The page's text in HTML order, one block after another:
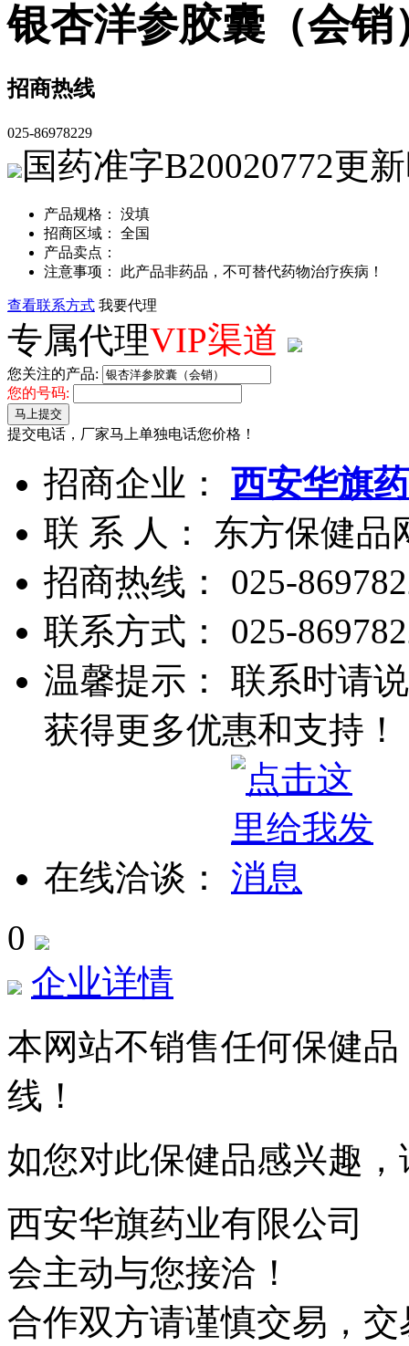
银杏洋参胶囊（会销
招商热线
025-86978229
国药准字B20020772更
产品规格： 没填
招商区域： 全国
产品卖点：
注意事项： 此产品非药品，不可替代药物治疗疾病！
查看联系方式 我要代理
专属代理VIP渠道
您关注的产品:
您的号码:
马上提交
提交电话，厂家马上单独电话您价格！
招商企业： 西安华旗
联 系 人： 东方保健品
招商热线： 025-
联系方式： 025-
温馨提示： 联系时请
获得更多优惠和支持！
在线洽谈：
0
企业详情
本网站不销售任何保健
线！
如您对此保健品感兴趣
西安华旗药业有限公司
会主动与您接洽！
合作双方请谨慎交易，